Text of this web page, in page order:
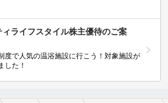
ィライフスタイル株主優待のご案
度で人気の温浴施設に行こう！対象施設が
した！